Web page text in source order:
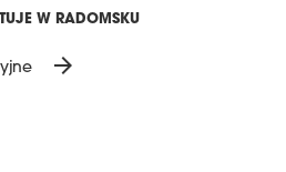
W RADOMSKU
arrow_forward